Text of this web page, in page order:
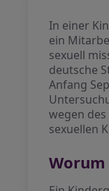
In einer
ein
sexuell
deutsche
Anfang
wegen
sexuellen